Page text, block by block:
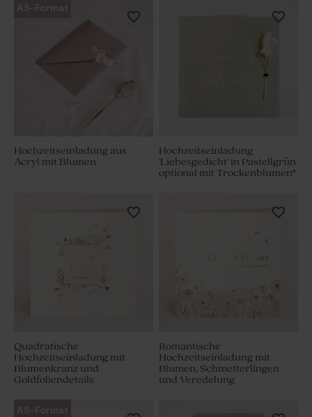
A5-Format
Hochzeitseinladung aus
Acryl mit Blumen
Hochzeitseinladung
'Liebesgedicht' in Pastellgrün
optional mit Trockenblumen*
Quadratische
Hochzeitseinladung mit
Blumenkranz und
Goldfoliendetails
Romantische
Hochzeitseinladung mit
Blumen, Schmetterlingen
und Veredelung
A5-Format